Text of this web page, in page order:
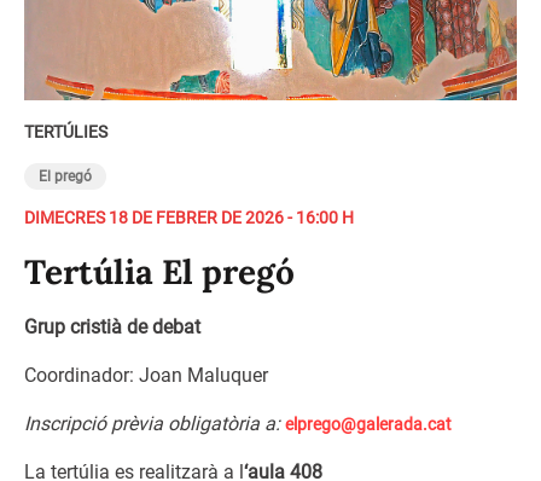
TERTÚLIES
El pregó
DIMECRES 18 DE FEBRER DE 2026 - 16:00 H
Tertúlia El pregó
Grup cristià de debat
Coordinador: Joan Maluquer
Inscripció prèvia obligatòria a:elprego@galerada.cat
La tertúlia es realitzarà a l‘aula 408